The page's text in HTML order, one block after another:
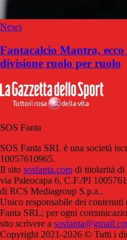
News
Fantacalcio Mantra,
divisione ruolo per ruolo
SOS Fanta
SOS Fanta SRL è una società
10057610965.
Il sito sosfanta.com di titolarità di
via Paleocapa 6, C.F./PI
di RCS Mediagroup S.p.a..
Unico responsabile dei
Fanta SRL; per ogni
sito scrivere a
Copyright 2021-2026 © Tutti i